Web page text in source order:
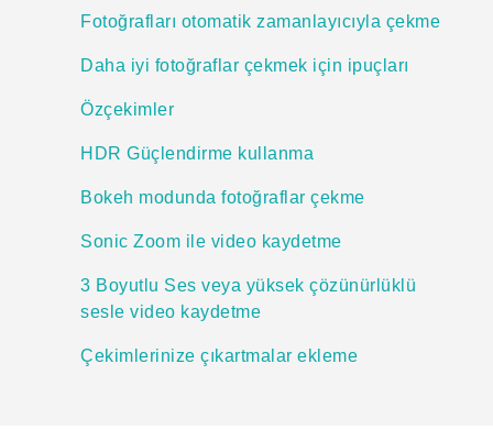
Fotoğrafları otomatik zamanlayıcıyla çekme
Daha iyi fotoğraflar çekmek için ipuçları
Özçekimler
HDR Güçlendirme kullanma
Bokeh modunda fotoğraflar çekme
Sonic Zoom ile video kaydetme
3 Boyutlu Ses veya yüksek çözünürlüklü
sesle video kaydetme
Çekimlerinize çıkartmalar ekleme